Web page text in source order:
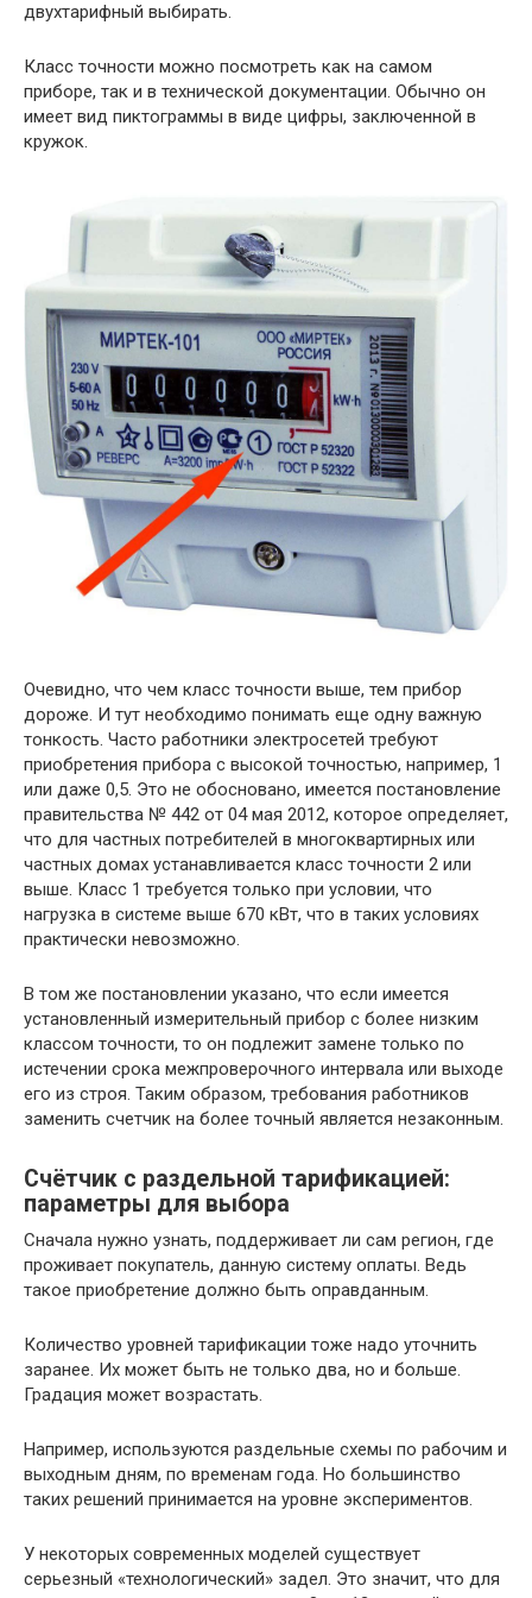
двухтарифный выбирать.
Класс точности можно посмотреть как на самом
приборе, так и в технической документации. Обычно он
имеет вид пиктограммы в виде цифры, заключенной в
кружок.
Очевидно, что чем класс точности выше, тем прибор
дороже. И тут необходимо понимать еще одну важную
тонкость. Часто работники электросетей требуют
приобретения прибора с высокой точностью, например, 1
или даже 0,5. Это не обосновано, имеется постановление
правительства № 442 от 04 мая 2012, которое определяет,
что для частных потребителей в многоквартирных или
частных домах устанавливается класс точности 2 или
выше. Класс 1 требуется только при условии, что
нагрузка в системе выше 670 кВт, что в таких условиях
практически невозможно.
В том же постановлении указано, что если имеется
установленный измерительный прибор с более низким
классом точности, то он подлежит замене только по
истечении срока межпроверочного интервала или выходе
его из строя. Таким образом, требования работников
заменить счетчик на более точный является незаконным.
Счётчик с раздельной тарификацией:
параметры для выбора
Сначала нужно узнать, поддерживает ли сам регион, где
проживает покупатель, данную систему оплаты. Ведь
такое приобретение должно быть оправданным.
Количество уровней тарификации тоже надо уточнить
заранее. Их может быть не только два, но и больше.
Градация может возрастать.
Например, используются раздельные схемы по рабочим и
выходным дням, по временам года. Но большинство
таких решений принимается на уровне экспериментов.
У некоторых современных моделей существует
серьезный «технологический» задел. Это значит, что для